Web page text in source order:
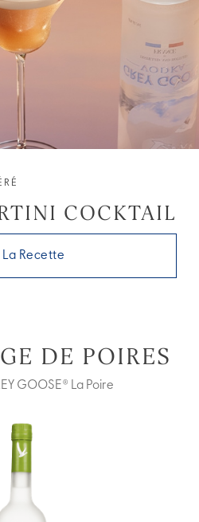
COCKTAIL
La Recette
DE POIRES
GOOSE® La Poire